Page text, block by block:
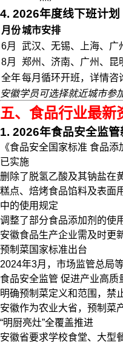
4. 2026年度线下班计划
月份城市安排
6月
武汉、无锡、上海、广
8月
郑州、济南、广州、昆
全年每月循环开班，详情咨
安徽学员可选择就近城市参
五、食品行业最新
1. 2026年食品安全监管
《食品安全国家标准 食品
已实施
删除了脱氢乙酸及其钠盐在
糕点、焙烤食品馅料及表面
中的使用规定
调整了部分食品添加剂的使
安徽食品生产企业需及时更
预制菜国家标准出台
2024年3月，市场监管总局
食品安全监管 促进产业高质
明确预制菜定义和范围，禁
安徽作为农业大省，预制菜
“明厨亮灶”全覆盖推进
安徽省要求学校食堂、大型